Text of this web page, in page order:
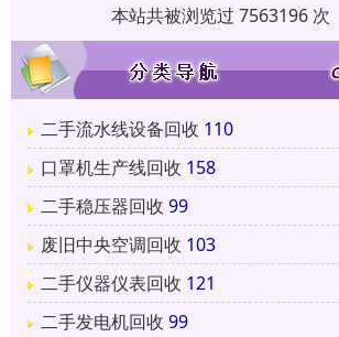
本站共被浏览过 7563196 次
二手流水线设备回收 110
口罩机生产线回收 158
二手稳压器回收 99
废旧中央空调回收 103
二手仪器仪表回收 121
二手发电机回收 99